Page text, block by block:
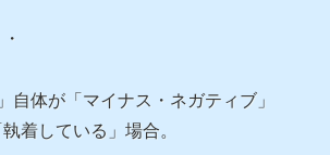
自体が「マイナス・ネガティブ」
着している」場合。